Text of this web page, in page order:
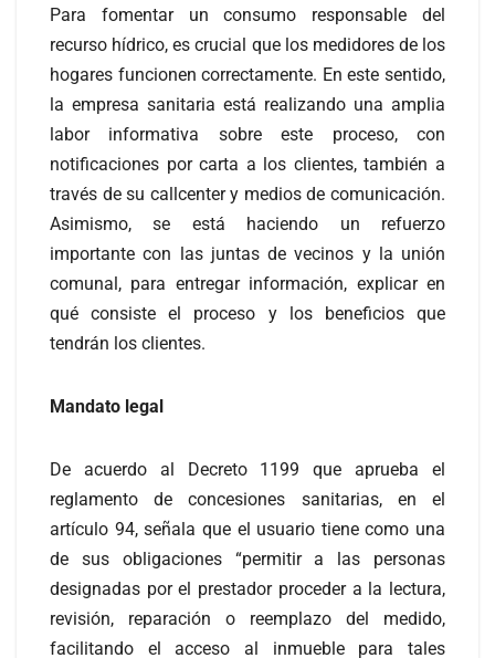
Para fomentar un consumo responsable del
recurso hídrico, es crucial que los medidores de los
hogares funcionen correctamente. En este sentido,
la empresa sanitaria está realizando una amplia
labor informativa sobre este proceso, con
notificaciones por carta a los clientes, también a
través de su callcenter y medios de comunicación.
Asimismo, se está haciendo un refuerzo
importante con las juntas de vecinos y la unión
comunal, para entregar información, explicar en
qué consiste el proceso y los beneficios que
tendrán los clientes.
Mandato legal
De acuerdo al Decreto 1199 que aprueba el
reglamento de concesiones sanitarias, en el
artículo 94, señala que el usuario tiene como una
de sus obligaciones “permitir a las personas
designadas por el prestador proceder a la lectura,
revisión, reparación o reemplazo del medido,
facilitando el acceso al inmueble para tales